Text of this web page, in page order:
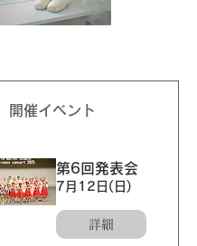
開催イベント
第6回発表会
7月12日(日)
詳細